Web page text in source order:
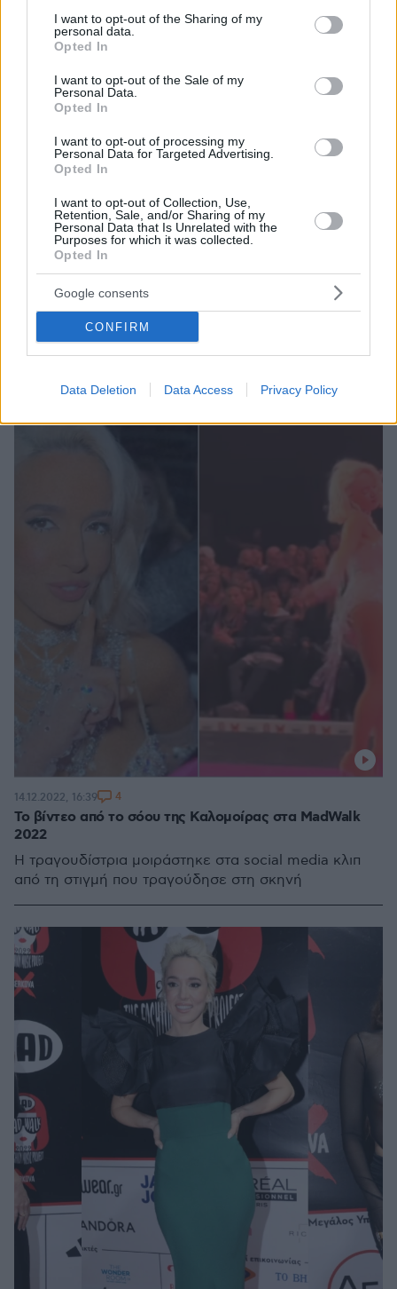
not limited to your visit or usage behaviour. You may click to
grant or deny consent to Google and its third-party tags to
use your data for below specified purposes in below Google
consent section.
I want to opt-out of the Sharing of my
personal data.
Opted In
I want to opt-out of the Sale of my
Personal Data.
Opted In
I want to opt-out of processing my
Personal Data for Targeted Advertising.
Opted In
I want to opt-out of Collection, Use,
Retention, Sale, and/or Sharing of my
Personal Data that Is Unrelated with the
Purposes for which it was collected.
Opted In
Google consents
CONFIRM
Data Deletion Data Access Privacy Policy
Την Πέμπτη 22 Δεκεμβρίου τα «Madwalk 2022» έρχονται
αποκλειστικά στο MEGA
Tην Πέμπτη 22 Δεκεμβρίου στις 22:50, στο MEGA
15.12.2022, 16:16 1
Το βίντεο από το σόου της Καλομοίρας στα MadWalk
2022
Η τραγουδίστρια μοιράστηκε στα social media κλιπ
από τη στιγμή που τραγούδησε στη σκηνή
14.12.2022, 16:39 4